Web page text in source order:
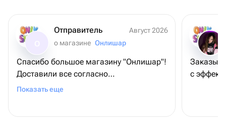
Отправитель
Август 2026
о магазине Онлишар
Спасибо большое магазину "Онлишар"!
Доставили все согласно
договорённости. Шарики супер!
Показать еще
с